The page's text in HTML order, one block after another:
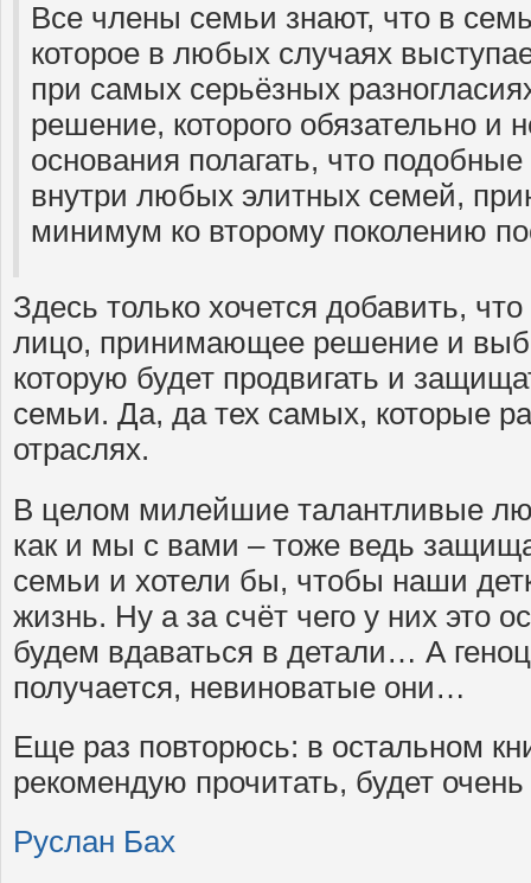
Все члены семьи знают, что в
которое в любых случаях
при самых серьёзных
решение, которого обязательно и
основания полагать, что
внутри любых элитных семей,
минимум ко второму поколению
Здесь только хочется добавить,
лицо, принимающее решение и
которую будет продвигать и
семьи. Да, да тех самых, которые
отраслях.
В целом милейшие талантливые
как и мы с вами – тоже ведь
семьи и хотели бы, чтобы наши
жизнь. Ну а за счёт чего у них это
будем вдаваться в детали… А
получается, невиноватые они…
Еще раз повторюсь: в остальном
рекомендую прочитать, будет
Руслан Бах